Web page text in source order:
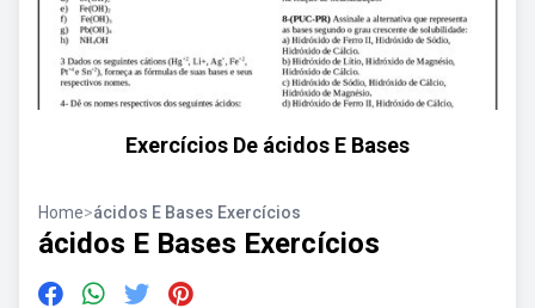
Exercícios De ácidos E Bases
Home>ácidos E Bases Exercícios
ácidos E Bases Exercícios